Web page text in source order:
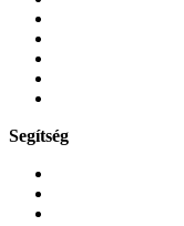
Segítség